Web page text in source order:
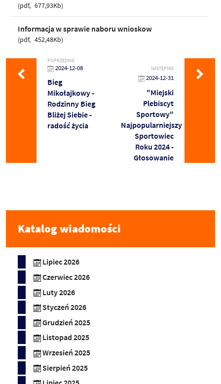
pdf 677,93Kb
Informacja w sprawie naboru wnioskow
pdf 452,48Kb
POPRZEDNIE
2024-12-08
Bieg
Mikołajkowy -
Rodzinny Bieg
Bliżej Siebie -
radość życia
NASTĘPNIE
2024-12-31
"Miejski
Plebiscyt
Sportowy"
Najpopularniejszy
Sportowiec
Roku 2024 -
Głosowanie
Katalog wiadomości
Lipiec 2026
Czerwiec 2026
Luty 2026
Styczeń 2026
Grudzień 2025
Listopad 2025
Wrzesień 2025
Sierpień 2025